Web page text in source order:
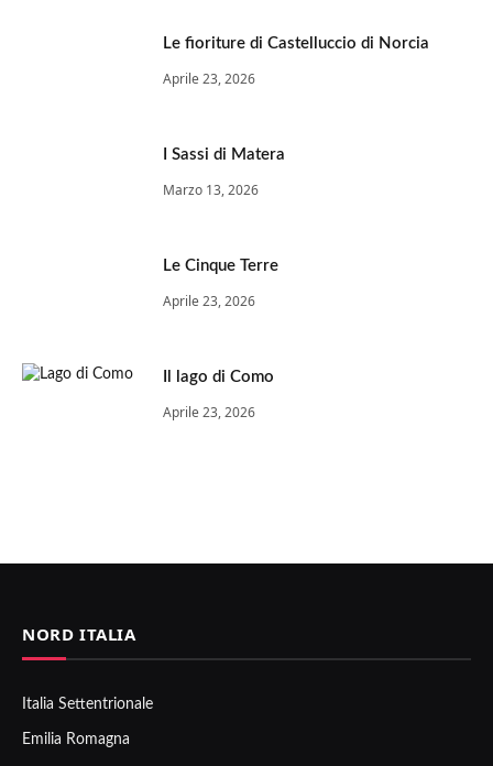
Le fioriture di Castelluccio di Norcia
Aprile 23, 2026
I Sassi di Matera
Marzo 13, 2026
Le Cinque Terre
Aprile 23, 2026
Il lago di Como
Aprile 23, 2026
NORD ITALIA
Italia Settentrionale
Emilia Romagna